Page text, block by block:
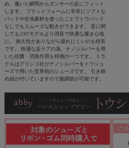
め、履いた瞬間からダンサーの足にフィット
します。 プラットフォームに非常にソフトな
パッドや生地素材を使ったことでトウパッド
なしでもスムーズな動きができます。 音に関
しても2007モデルより消音で快適な履き心地
に。 耐久性がありながら疲れにくいのも特長
です。 快適な足ケアの為、ナノシルバーを用
いた抗菌・消臭作用も特徴の一つです。 ミラ
クルはグリシコ社がナノシルバーをトウシュ
ーズで用いた世界初のシューズです。 引き締
め紐が付いていますので微調節が可能です。